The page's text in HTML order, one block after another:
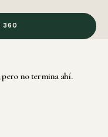
360
pero no termina ahí.